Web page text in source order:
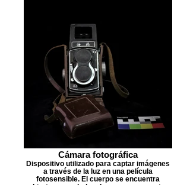
Cámara fotográfica
Dispositivo utilizado para captar imágenes
a través de la luz en una película
fotosensible. El cuerpo se encuentra